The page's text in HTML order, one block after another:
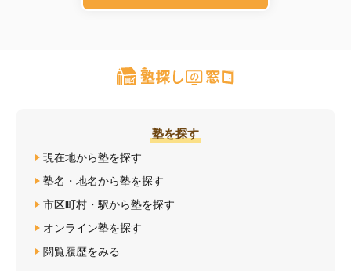
塾を探す
現在地から塾を探す
塾名・地名から塾を探す
市区町村・駅から塾を探す
オンライン塾を探す
閲覧履歴をみる